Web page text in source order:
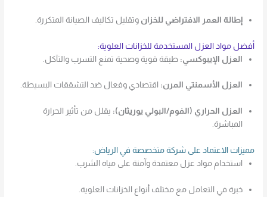
إطالة العمر الافتراضي للخزان وتقليل تكاليف الصيانة المتكررة.
أفضل مواد العزل المستخدمة للخزانات العلوية:
العزل الإيبوكسي: طبقة قوية وصحية تمنع التسرب والتآكل.
العزل الأسمنتي المرن: اقتصادي وفعال ضد التشققات البسيطة.
العزل الحراري (الفوم/البولي يوريثان): يقلل من تأثير الحرارة
المباشرة.
مميزات الاعتماد على شركة متخصصة في الرياض:
استخدام مواد عزل معتمدة وآمنة على مياه الشرب.
خبرة في التعامل مع مختلف أنواع الخزانات العلوية.